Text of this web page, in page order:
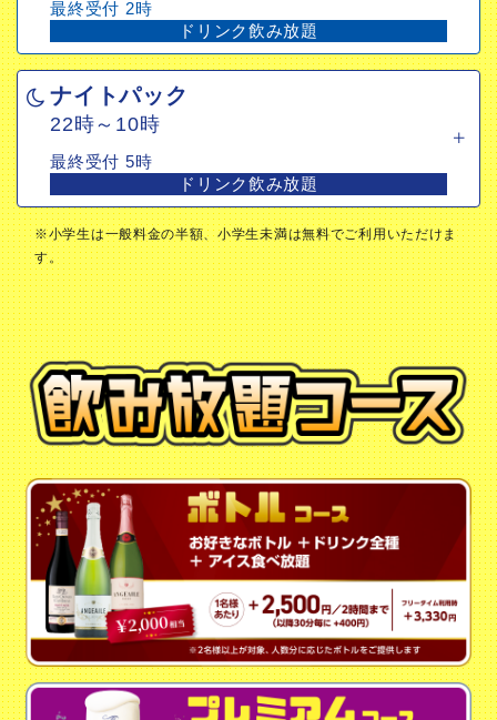
最終受付 2時
ドリンク飲み放題
ナイトパック
22時～10時
最終受付 5時
ドリンク飲み放題
※小学生は一般料金の半額、小学生未満は無料でご利用いただけま
す。